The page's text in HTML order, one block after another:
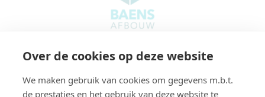
Over de cookies op deze website
We maken gebruik van cookies om gegevens m.b.t.
de prestaties en het gebruik van deze website te
Adres:
Afrikastraat 7
6014 CG Ittervoort